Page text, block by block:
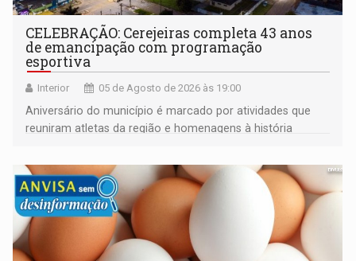
CELEBRAÇÃO: Cerejeiras completa 43 anos
de emancipação com programação
esportiva
Interior 05 de Agosto de 2026 às 19:00
Aniversário do município é marcado por atividades que
reuniram atletas da região e homenagens à história